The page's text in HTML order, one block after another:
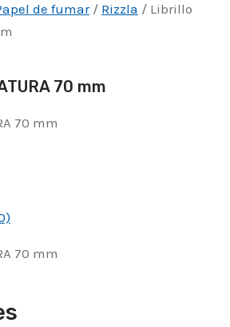
de fumar/ Rizzla / Librillo
70 mm
70 mm
70 mm